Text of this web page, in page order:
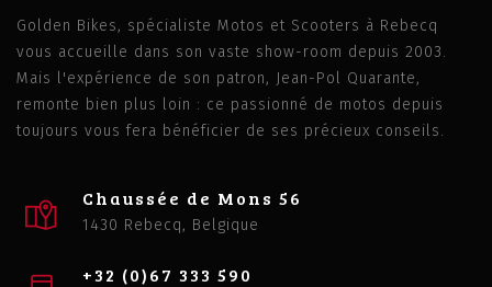
Golden Bikes, spécialiste Motos et Scooters à Rebecq
vous accueille dans son vaste show-room depuis 2003.
Mais l'expérience de son patron, Jean-Pol Quarante,
remonte bien plus loin : ce passionné de motos depuis
toujours vous fera bénéficier de ses précieux conseils.
Chaussée de Mons 56
1430 Rebecq, Belgique
+32 (0)67 333 590